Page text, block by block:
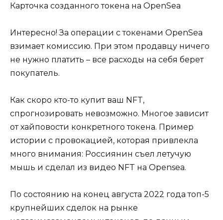
Карточка созданного токена на OpenSea
Интересно! За операции с токенами OpenSea
взимает комиссию. При этом продавцу ничего
не нужно платить – все расходы на себя берет
покупатель.
Как скоро кто-то купит ваш NFT,
спрогнозировать невозможно. Многое зависит
от хайповости конкретного токена. Пример
истории с провокацией, которая привлекла
много внимания: Россиянин съел летучую
мышь и сделал из видео NFT на Opensea.
По состоянию на конец августа 2022 года топ-5
крупнейших сделок на рынке